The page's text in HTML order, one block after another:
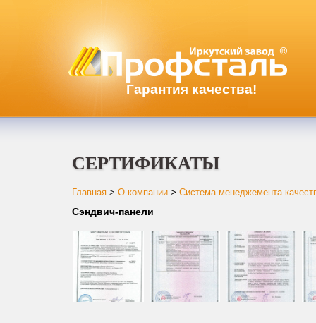
Гарантия качества!
СЕРТИФИКАТЫ
Главная> О компании> Система менеджемента
Сэндвич-панели